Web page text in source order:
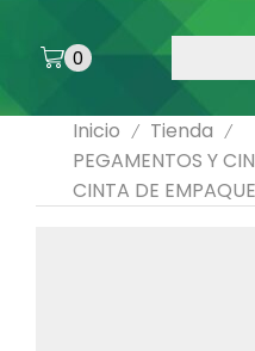
0
Inicio / Tienda /
PEGAMENTOS Y
CINTA DE EMPAQUE